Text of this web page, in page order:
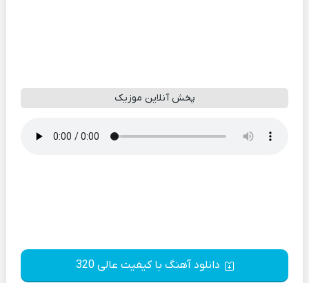
پخش آنلاین موزیک
دانلود آهنگ با کیفیت عالی 320